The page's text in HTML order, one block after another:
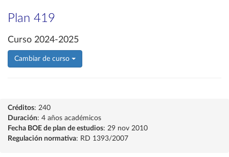
Plan 419
Curso 2024-2025
Cambiar de curso
Créditos: 240
Duración: 4 años académicos
Fecha BOE de plan de estudios: 29 nov 2010
Regulación normativa: RD 1393/2007